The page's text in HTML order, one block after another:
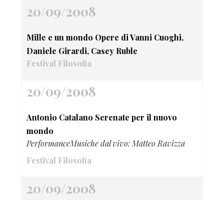
20/09/2008
Mille e un mondo Opere di Vanni Cuoghi,
Daniele Girardi, Casey Ruble
Festival Filosofia
20/09/2008
Antonio Catalano Serenate per il nuovo
mondo
PerformanceMusiche dal vivo: Matteo Ravizza
Festival Filosofia
20/09/2008